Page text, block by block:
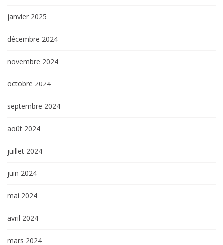
janvier 2025
décembre 2024
novembre 2024
octobre 2024
septembre 2024
août 2024
juillet 2024
juin 2024
mai 2024
avril 2024
mars 2024